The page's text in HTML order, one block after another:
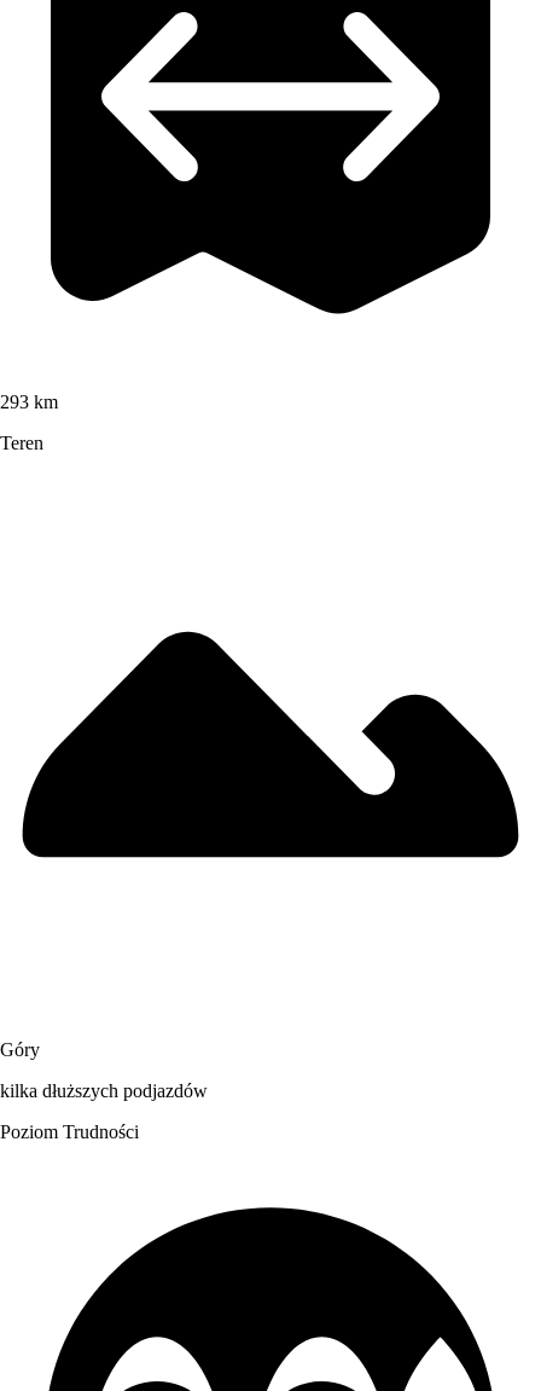
293 km
Teren
Góry
kilka dłuższych podjazdów
Poziom Trudności